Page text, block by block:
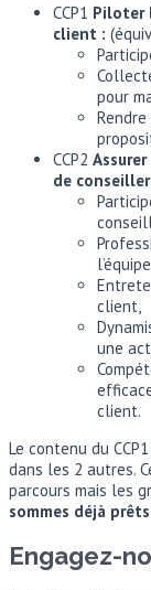
CCP1 Piloter
client :
pour
CCP2
de
client,
une
client.
Le contenu du
dans les 2 autres.
parcours mais les
sommes déjà
Engagez-